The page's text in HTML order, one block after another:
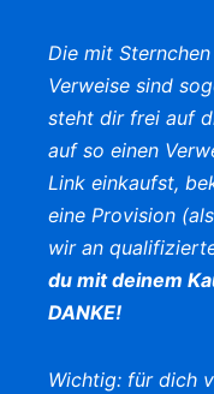
Die mit
Verweise sind
steht dir frei auf
auf so einen
Link einkaufst,
eine Provision
wir an
du mit deinem
DANKE!
Wichtig: für dich